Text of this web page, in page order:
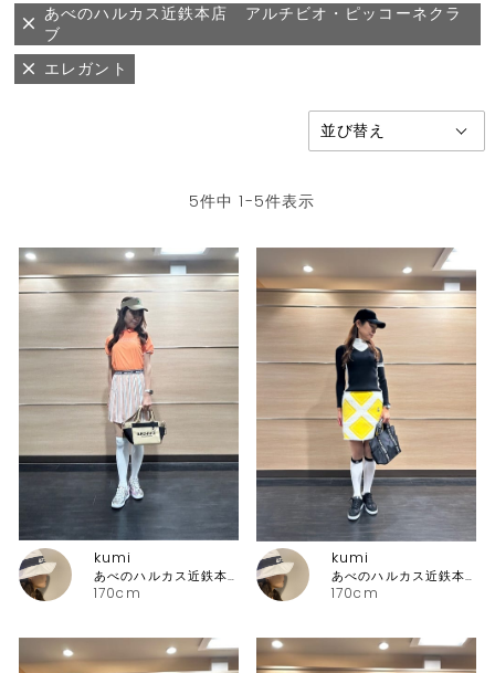
あべのハルカス近鉄本店 アルチビオ・ピッコーネクラ
ブ
エレガント
5件中 1-5件表示
170cm
kumi
あべのハルカス近鉄本店 アルチビオ・ピッコーネクラブ
170cm
kumi
あべのハルカス近鉄本店 アルチビオ・ピッコーネクラブ